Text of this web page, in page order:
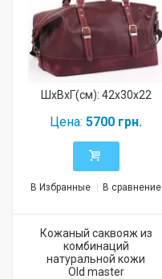
ШхВхГ(см): 42x30x22
Цена: 5700 грн.
В Избранные В сравнение
Кожаный саквояж из
комбинаций
натуральной кожи
Old master